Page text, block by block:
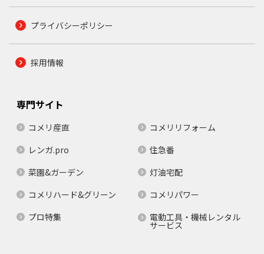
プライバシーポリシー
採用情報
専門サイト
コメリ産直
コメリリフォーム
レンガ.pro
住急番
菜園&ガーデン
灯油宅配
コメリハード&グリーン
コメリパワー
プロ特集
電動工具・機械レンタル
サービス